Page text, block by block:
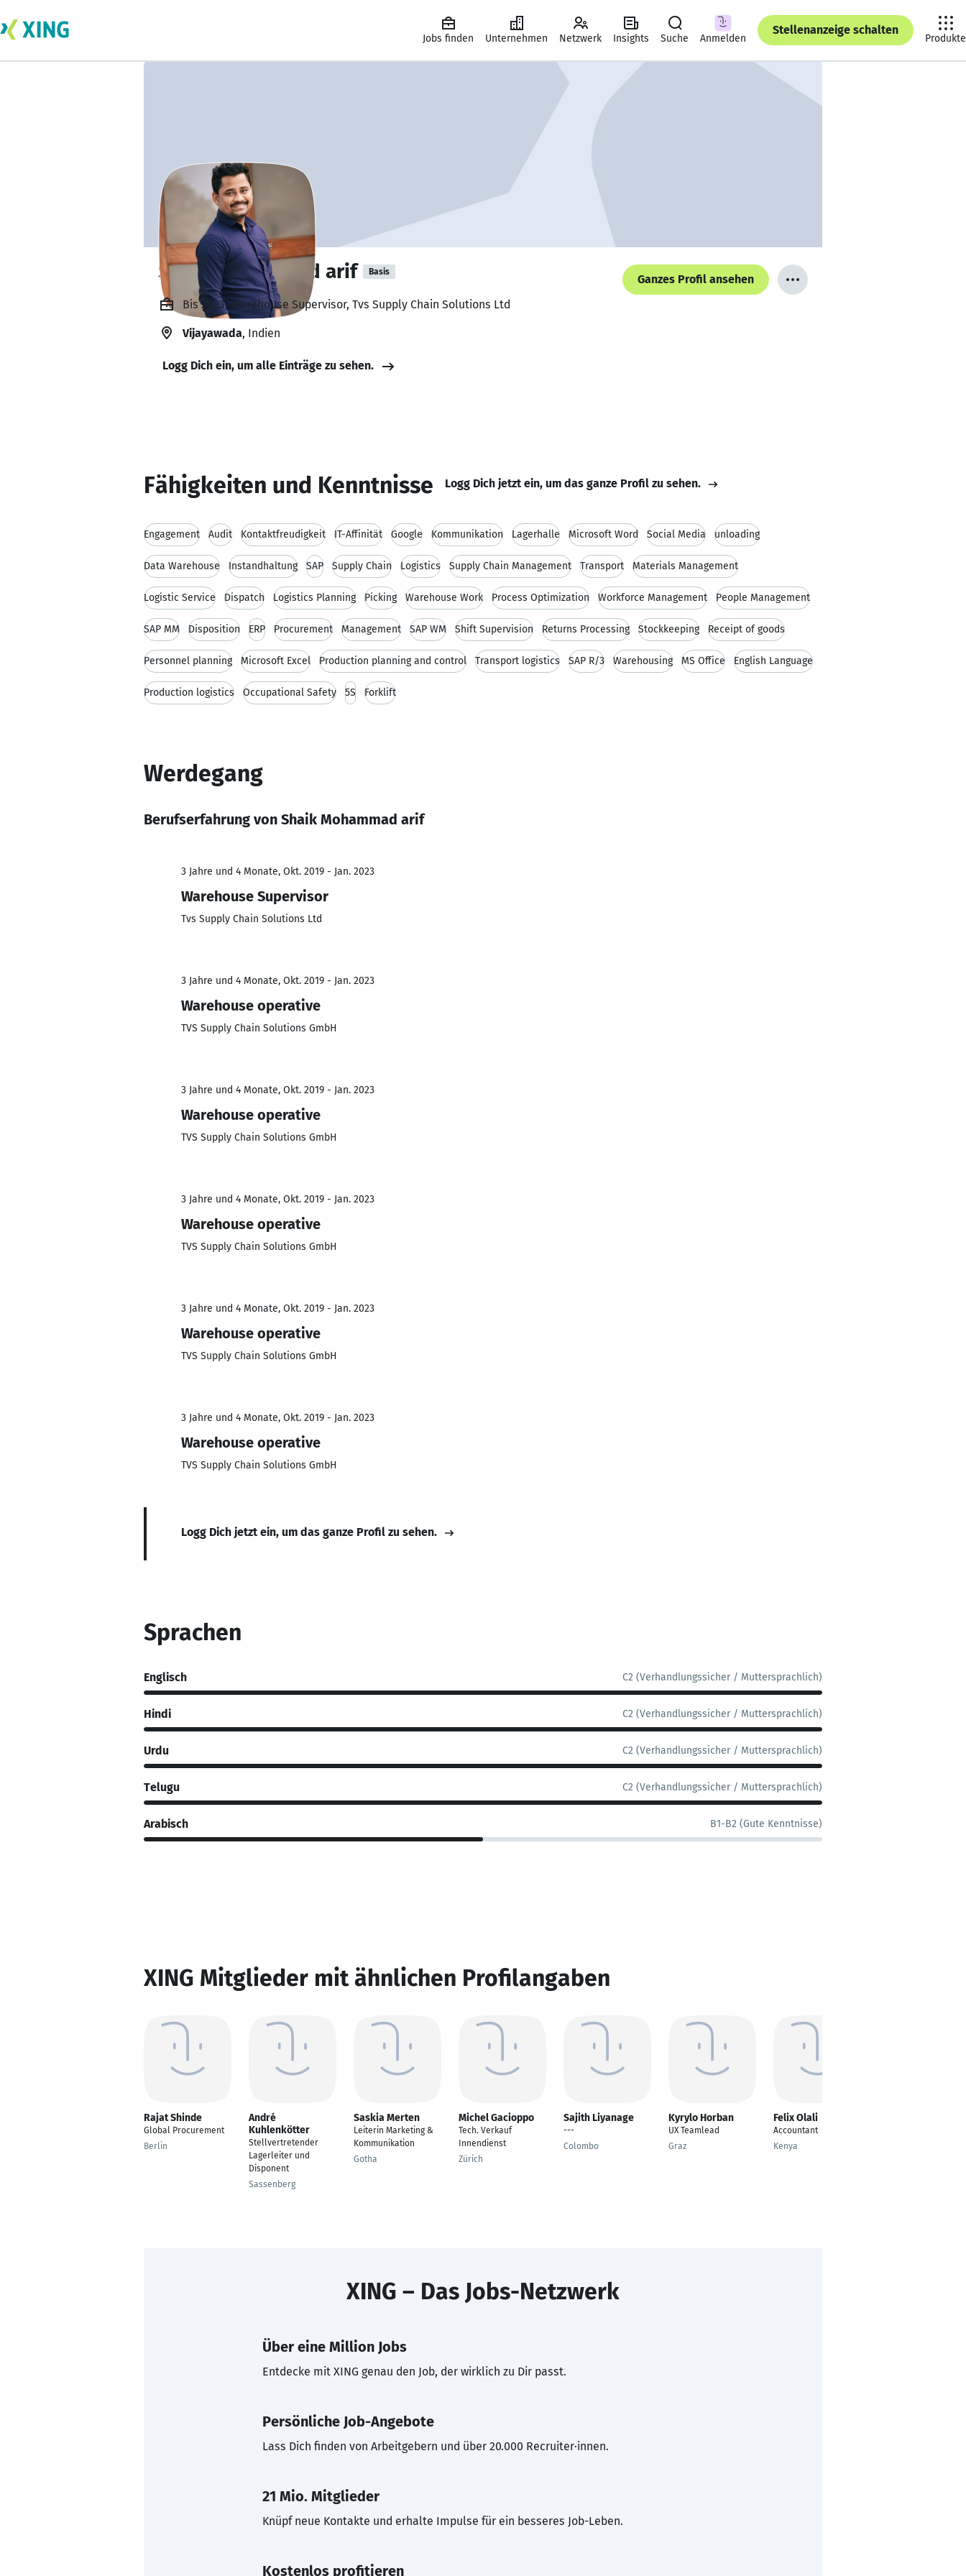
Jobs finden Unternehmen Netzwerk Insights Suche Anmelden
Stellenanzeige schalten
Produkte
Shaik Mohammad arif Basis
Ganzes Profil ansehen
Bis 2023, Warehouse Supervisor, Tvs Supply Chain Solutions Ltd
Vijayawada, Indien
Logg Dich ein, um alle Einträge zu sehen.
Fähigkeiten und Kenntnisse Logg Dich jetzt ein, um das ganze Profil zu sehen.
Engagement Audit Kontaktfreudigkeit IT-Affinität Google Kommunikation Lagerhalle Microsoft Word Social Media unloading
Data Warehouse Instandhaltung SAP Supply Chain Logistics Supply Chain Management Transport Materials Management
Logistic Service Dispatch Logistics Planning Picking Warehouse Work Process Optimization Workforce Management People Management
SAP MM Disposition ERP Procurement Management SAP WM Shift Supervision Returns Processing Stockkeeping Receipt of goods
Personnel planning Microsoft Excel Production planning and control Transport logistics SAP R/3 Warehousing MS Office English Language
Production logistics Occupational Safety 5S Forklift
Werdegang
Berufserfahrung von Shaik Mohammad arif
3 Jahre und 4 Monate, Okt. 2019 - Jan. 2023
Warehouse Supervisor
Tvs Supply Chain Solutions Ltd
3 Jahre und 4 Monate, Okt. 2019 - Jan. 2023
Warehouse operative
TVS Supply Chain Solutions GmbH
3 Jahre und 4 Monate, Okt. 2019 - Jan. 2023
Warehouse operative
TVS Supply Chain Solutions GmbH
3 Jahre und 4 Monate, Okt. 2019 - Jan. 2023
Warehouse operative
TVS Supply Chain Solutions GmbH
3 Jahre und 4 Monate, Okt. 2019 - Jan. 2023
Warehouse operative
TVS Supply Chain Solutions GmbH
3 Jahre und 4 Monate, Okt. 2019 - Jan. 2023
Warehouse operative
TVS Supply Chain Solutions GmbH
Logg Dich jetzt ein, um das ganze Profil zu sehen.
Sprachen
Englisch C2 (Verhandlungssicher / Muttersprachlich)
Hindi C2 (Verhandlungssicher / Muttersprachlich)
Urdu C2 (Verhandlungssicher / Muttersprachlich)
Telugu C2 (Verhandlungssicher / Muttersprachlich)
Arabisch B1-B2 (Gute Kenntnisse)
XING Mitglieder mit ähnlichen Profilangaben
Rajat Shinde
Global Procurement
Berlin
André
Kuhlenkötter
Stellvertretender
Lagerleiter und
Disponent
Sassenberg
Saskia Merten
Leiterin Marketing &
Kommunikation
Gotha
Michel Gacioppo
Tech. Verkauf
Innendienst
Zürich
Sajith Liyanage
---
Colombo
Kyrylo Horban
UX Teamlead
Graz
Felix Olali
Accountant
Kenya
XING – Das Jobs-Netzwerk
Über eine Million Jobs
Entdecke mit XING genau den Job, der wirklich zu Dir passt.
Persönliche Job-Angebote
Lass Dich finden von Arbeitgebern und über 20.000 Recruiter·innen.
21 Mio. Mitglieder
Knüpf neue Kontakte und erhalte Impulse für ein besseres Job-Leben.
Kostenlos profitieren